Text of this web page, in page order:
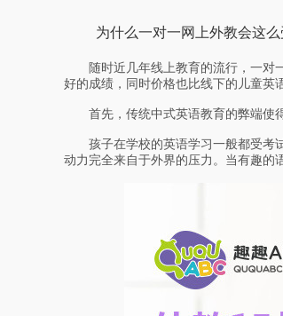
为什么一对一网上外教会这么
随时近几年线上教育的流行，一对一
好的成绩，同时价格也比线下的儿童英
首先，传统中式英语教育的弊端使
孩子在学校的英语学习一般都受考试
动力完全来自于外界的压力。当有趣的